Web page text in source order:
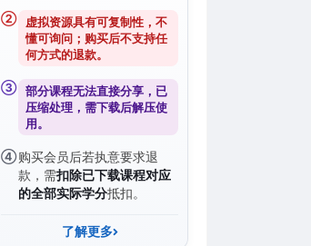
②
虚拟资源具有可复制性，不
懂可询问；购买后不支持任
何方式的退款。
③ 部分课程无法直接分享，已
压缩处理，需下载后解压使
用。
④购买会员后若执意要求退
款，需扣除已下载课程对应
的全部实际学分抵扣。
了解更多